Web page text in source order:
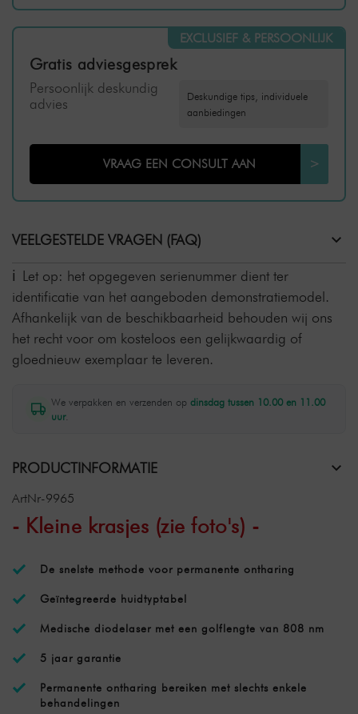
EXCLUSIEF & PERSOONLIJK
Gratis adviesgesprek
Deskundige tips, individuele
aanbiedingen
Persoonlijk deskundig
advies
VRAAG EEN CONSULT AAN >
VEELGESTELDE VRAGEN (FAQ)
Let op: het opgegeven serienummer dient ter
identificatie van het aangeboden demonstratiemodel.
Afhankelijk van de beschikbaarheid behouden wij ons
het recht voor om kosteloos een gelijkwaardig of
gloednieuw exemplaar te leveren.
We verpakken en verzenden op dinsdag tussen 10.00 en 11.00
uur.
PRODUCTINFORMATIE
ArtNr-9965
- Kleine krasjes (zie foto's) -
De snelste methode voor permanente ontharing
Geïntegreerde huidtyptabel
Medische diodelaser met een golflengte van 808 nm
5 jaar garantie
Permanente ontharing bereiken met slechts enkele
behandelingen